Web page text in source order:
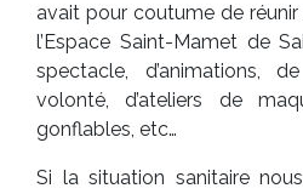
avait pour coutume de
l’Espace Saint-Mamet de
spectacle, d’animations,
volonté, d’ateliers de
gonflables, etc…
Si la situation sanitaire